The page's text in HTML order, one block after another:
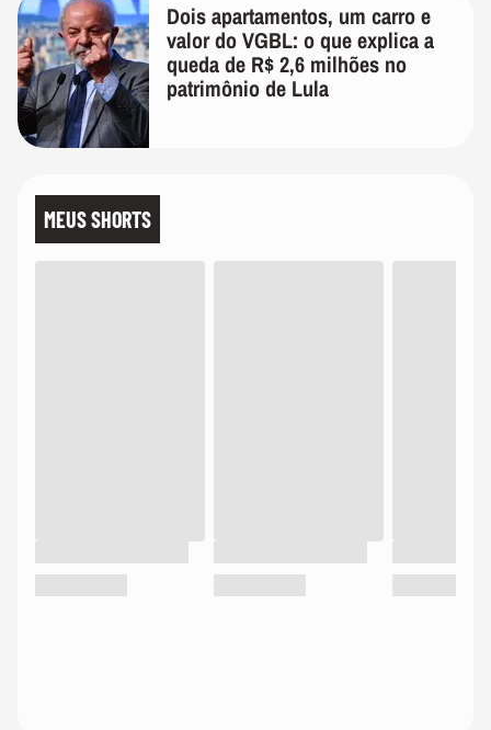
Dois apartamentos, um carro e
valor do VGBL: o que explica a
queda de R$ 2,6 milhões no
patrimônio de Lula
MEUS SHORTS